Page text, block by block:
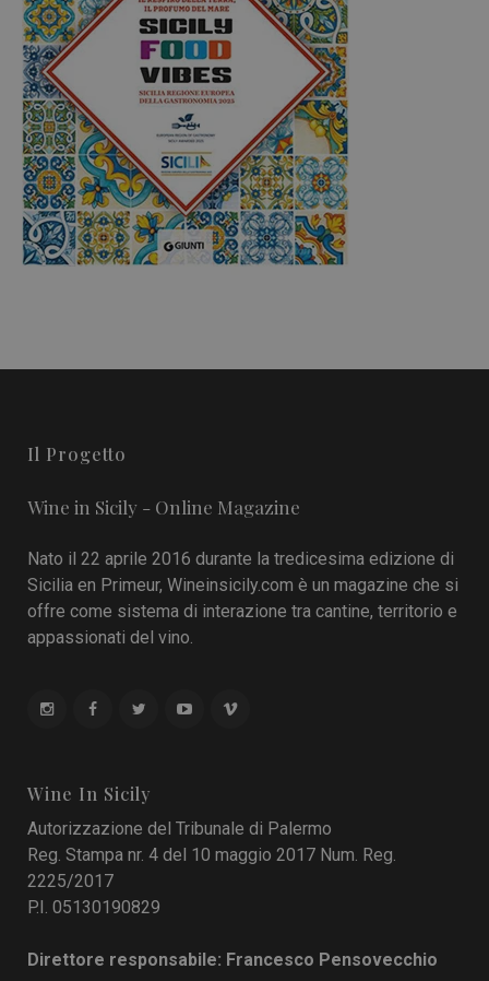
Il Progetto
Wine in Sicily - Online Magazine
Nato il 22 aprile 2016 durante la tredicesima edizione di
Sicilia en Primeur, Wineinsicily.com è un magazine che si
offre come sistema di interazione tra cantine, territorio e
appassionati del vino.
Wine In Sicily
Autorizzazione del Tribunale di Palermo
Reg. Stampa nr. 4 del 10 maggio 2017 Num. Reg.
2225/2017
P.I. 05130190829
Direttore responsabile: Francesco Pensovecchio